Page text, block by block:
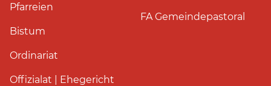
Pfarreien
Bistum
Ordinariat
Offizialat | Ehegericht
FA Gemeindepastoral